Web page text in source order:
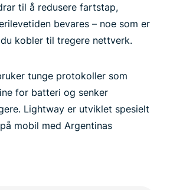
til å redusere fartstap,
bevares – noe som er
kobler til tregere nettverk.
tunge protokoller som
for batteri og senker
Lightway er utviklet spesielt
mobil med Argentinas